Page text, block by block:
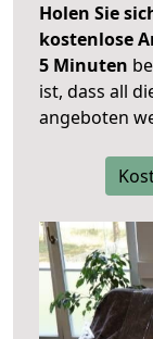
Holen Sie
kostenlose
5 Minuten
ist, dass all
angeboten